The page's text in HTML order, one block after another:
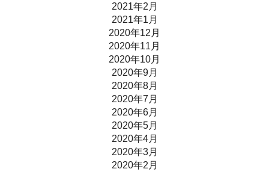
2021年2月
2021年1月
2020年12月
2020年11月
2020年10月
2020年9月
2020年8月
2020年7月
2020年6月
2020年5月
2020年4月
2020年3月
2020年2月